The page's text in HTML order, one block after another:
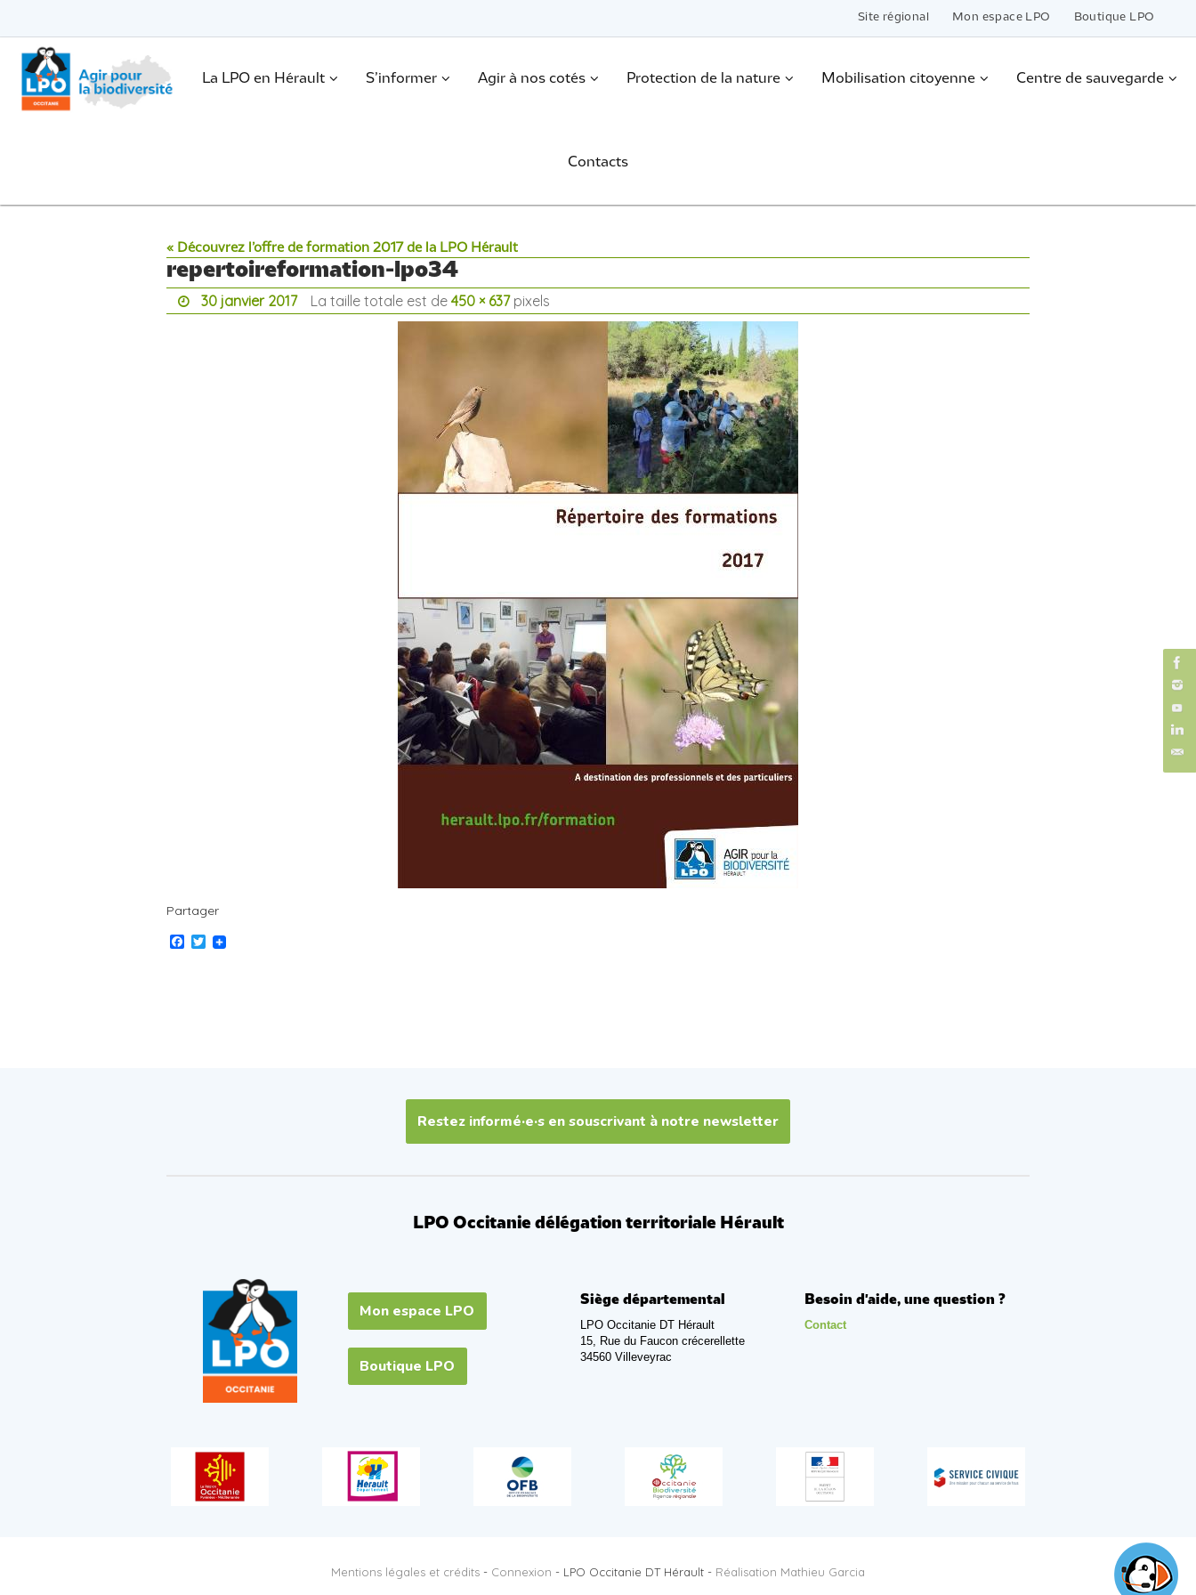
le
contenu
Site régional Mon espace LPO Boutique LPO
Passer
contenu
. La LPO en Hérault S’informer Agir à nos cotés Protection de la nature Mobilisation citoyenne Centre de sauvegarde
Contacts
« Découvrez l’offre de formation 2017 de la LPO Hérault
repertoireformation-lpo34
30 janvier 2017 La taille totale est de 450 × 637pixels
Partager
Facebook
Twitter
Restez informé·e·s en souscrivant à notre newsletter
LPO Occitanie délégation territoriale Hérault
Mon espace LPO
Boutique LPO
Siège départemental
LPO Occitanie DT Hérault
15, Rue du Faucon crécerellette
34560 Villeveyrac
Besoin d'aide, une question ?
Contact
Mentions légales et crédits - Connexion - LPO Occitanie DT Hérault - Réalisation Mathieu Garcia